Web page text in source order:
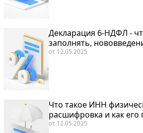
Декларация 6-НДФЛ -
заполнять,
от 12.05.2025
Что такое ИНН
расшифровка и как его
от 12.05.2025